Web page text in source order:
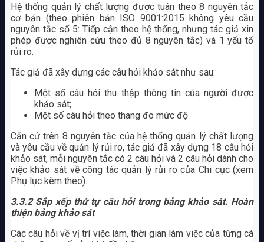
Hệ thống quản lý chất lượng được tuân theo 8 nguyên tắc
cơ bản (theo phiên bản ISO 9001:2015 không yêu cầu
nguyên tắc số 5: Tiếp cận theo hệ thống, nhưng tác giả xin
phép được nghiên cứu theo đủ 8 nguyên tắc) và 1 yếu tố
rủi ro.
Tác giả đã xây dựng các câu hỏi khảo sát như sau:
Một số câu hỏi thu thập thông tin của người được
khảo sát;
Một số câu hỏi theo thang đo mức độ
Căn cứ trên 8 nguyên tắc của hệ thống quản lý chất lượng
và yêu cầu về quản lý rủi ro, tác giả đã xây dựng 18 câu hỏi
khảo sát, mỗi nguyên tắc có 2 câu hỏi và 2 câu hỏi dành cho
việc khảo sát về công tác quản lý rủi ro của Chi cục (xem
Phụ lục kèm theo).
3.3.2 Sắp xếp thứ tự câu hỏi trong bảng khảo sát. Hoàn
thiện bảng khảo sát
Các câu hỏi về vị trí việc làm, thời gian làm việc của từng cá